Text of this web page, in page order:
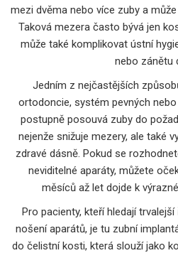
mezi dvěma nebo více zuby a
Taková mezera často bývá jen
může také komplikovat ústní
nebo zánětu
Jedním z nejčastějších
ortodoncie, systém pevných
postupně posouvá zuby do
nejenže snižuje mezery, ale také
zdravé dásně. Pokud se
neviditelné aparáty, můžete
měsíců až let dojde k
Pro pacienty, kteří hledají
nošení aparátů, je tu zubní
do čelistní kosti, která slouží jako